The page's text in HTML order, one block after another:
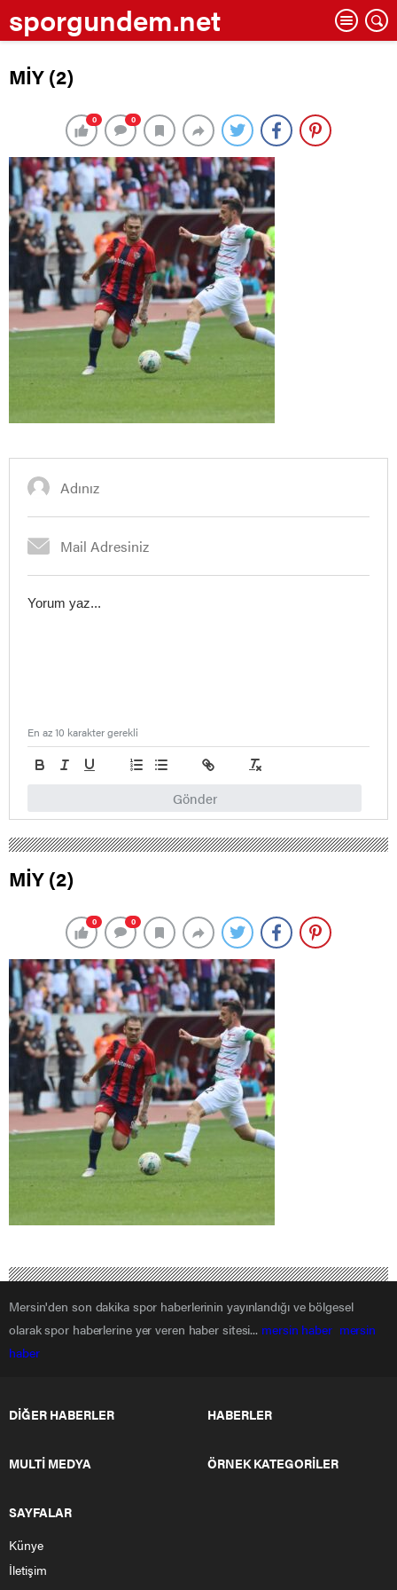
sporgundem.net
MİY (2)
0 0
Gönder
En az 10 karakter gerekli
MİY (2)
0 0
Mersin'den son dakika spor haberlerinin yayınlandığı ve bölgesel
olarak spor haberlerine yer veren haber sitesi... mersin haber mersin
haber
DİĞER HABERLER HABERLER
MULTİ MEDYA ÖRNEK KATEGORİLER
SAYFALAR
Künye
İletişim